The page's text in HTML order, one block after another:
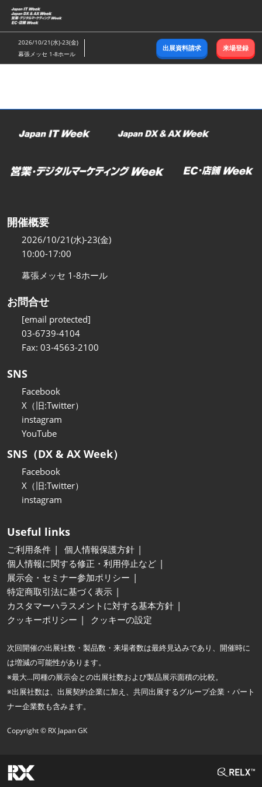
ス
キ
ッ
し
む
2026/10/21(水)-23(金)
幕張メッセ 1-8ホール
出展資料請求 来場登録
開催概要
2026/10/21(水)-23(金)
10:00-17:00
幕張メッセ 1-8ホール
お問合せ
[email protected]
03-6739-4104
Fax: 03-4563-2100
SNS
Facebook
X（旧:Twitter）
instagram
YouTube
SNS（DX & AX Week）
Facebook
X（旧:Twitter）
instagram
Useful links
ご利用条件
個人情報保護方針
個人情報に関する修正・利用停止など
展示会・セミナー参加ポリシー
特定商取引法に基づく表示
カスタマーハラスメントに対する基本方針
クッキーポリシー
クッキーの設定
次回開催の出展社数・製品数・来場者数は最終見込みであり、開催時に
は増減の可能性があります。
※最大…同種の展示会との出展社数および製品展示面積の比較。
※出展社数は、出展契約企業に加え、共同出展するグループ企業・パート
ナー企業数も含みます。
Copyright © RX Japan GK